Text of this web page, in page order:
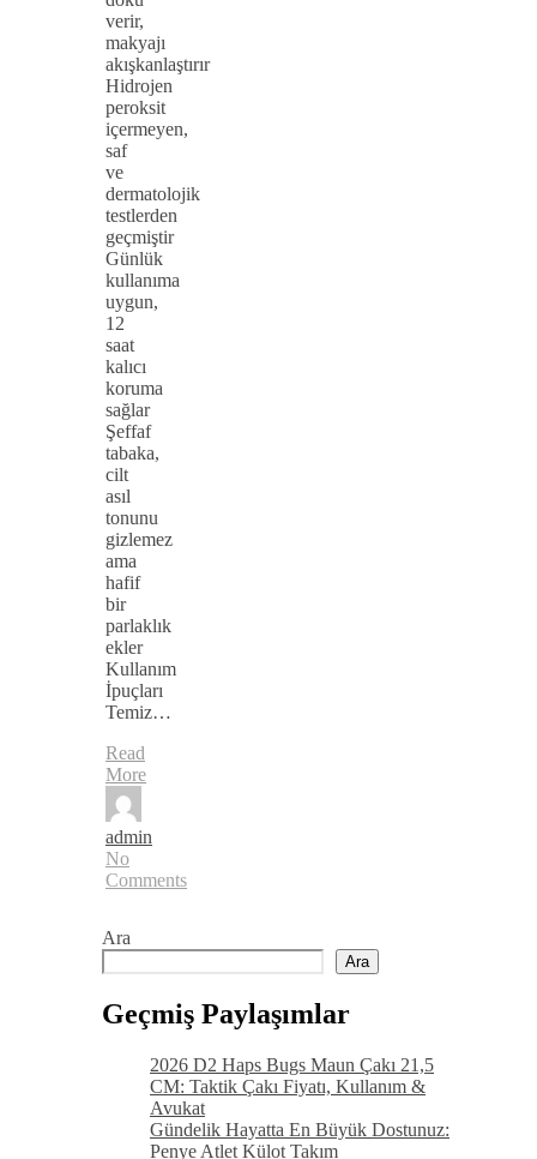
verir,
makyajı
akışkanlaştırır
Hidrojen
peroksit
içermeyen,
saf
ve
dermatolojik
testlerden
geçmiştir
Günlük
kullanıma
uygun,
12
saat
kalıcı
koruma
sağlar
Şeffaf
tabaka,
cilt
asıl
tonunu
gizlemez
ama
hafif
bir
parlaklık
ekler
Kullanım
İpuçları
Temiz…
Read
More
admin
No
Comments
Ara
Ara
Geçmiş Paylaşımlar
2026 D2 Haps Bugs Maun Çakı 21,5
CM: Taktik Çakı Fiyatı, Kullanım &
Avukat
Gündelik Hayatta En Büyük Dostunuz:
Penye Atlet Külot Takım